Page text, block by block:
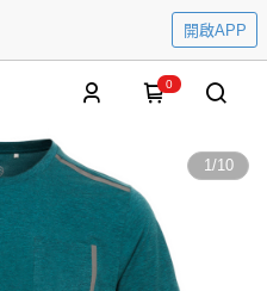
開啟APP
0
1/10